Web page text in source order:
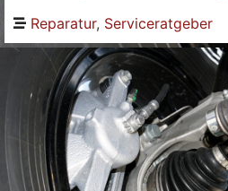
Reparatur, Serviceratgeber